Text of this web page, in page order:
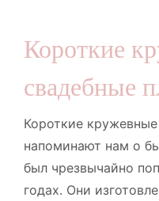
Короткие
свадебные
Короткие кружевные
напоминают нам о
был чрезвычайно
годах. Они